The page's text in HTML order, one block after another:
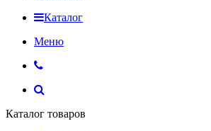
Каталог
Меню
Каталог товаров